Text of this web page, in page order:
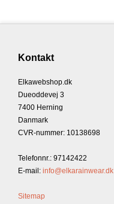
Kontakt
Elkawebshop.dk
Dueoddevej 3
7400 Herning
Danmark
CVR-nummer: 10138698
Telefonnr. : 97142422
E-mail: info@elkarainwear.dk
Sitemap